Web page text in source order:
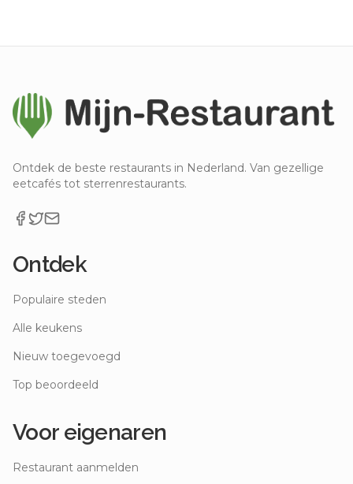
Ontdek de beste restaurants in Nederland. Van gezellige
eetcafés tot sterrenrestaurants.
Ontdek
Populaire steden
Alle keukens
Nieuw toegevoegd
Top beoordeeld
Voor eigenaren
Restaurant aanmelden